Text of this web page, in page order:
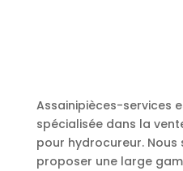
Assainipièces-services
spécialisée dans la
pour hydrocureur. Nous
proposer une large